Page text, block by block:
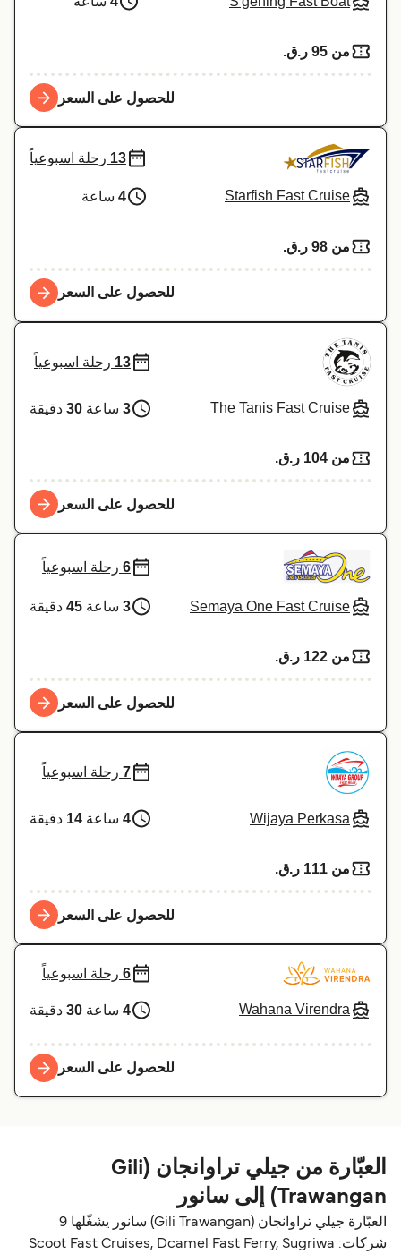
من 95 ر.ق.‏
للحصول على السعر
Starfish Fast Cruise
13 رحلة اسبوعياً
4 ساعة
من 98 ر.ق.‏
للحصول على السعر
The Tanis Fast Cruise
13 رحلة اسبوعياً
3 ساعة 30 دقيقة
من 104 ر.ق.‏
للحصول على السعر
Semaya One Fast Cruise
6 رحلة اسبوعياً
3 ساعة 45 دقيقة
من 122 ر.ق.‏
للحصول على السعر
Wijaya Perkasa
7 رحلة اسبوعياً
4 ساعة 14 دقيقة
من 111 ر.ق.‏
للحصول على السعر
Wahana Virendra
6 رحلة اسبوعياً
4 ساعة 30 دقيقة
للحصول على السعر
العبّارة من جيلي تراوانجان (Gili
Trawangan) إلى سانور
العبّارة جيلي تراوانجان (Gili Trawangan) سانور يشغّلها 9
شركات: Scoot Fast Cruises, Dcamel Fast Ferry, Sugriwa